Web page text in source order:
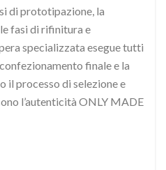
di prototipazione, la
fasi di rifinitura e
specializzata esegue tutti
finale e la
il processo di selezione e
l’autenticità ONLY MADE